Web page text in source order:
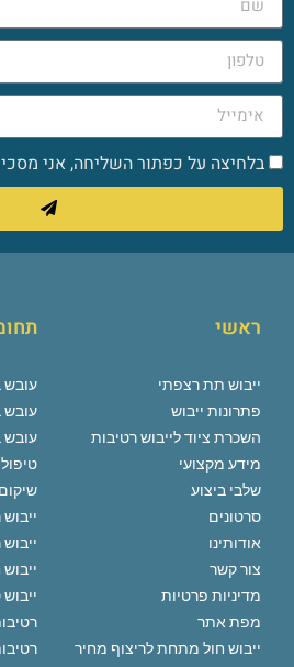
בלחיצה על כפתור השליחה, אני
ראשי
ייבוש תת רצפתי
פתרונות ייבוש
השכרת ציוד לייבוש רטיבות
מידע מקצועי
שלבי ביצוע
סרטונים
אודותינו
צור קשר
מדיניות פרטיות
מפת אתר
ייבוש חול מתחת לריצוף מחיר
עובש
עובש
עובש